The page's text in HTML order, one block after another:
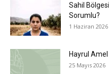
Sahil
Sorumlu?
1 Haziran 2026
Hayrul Amel
25 Mayıs 2026